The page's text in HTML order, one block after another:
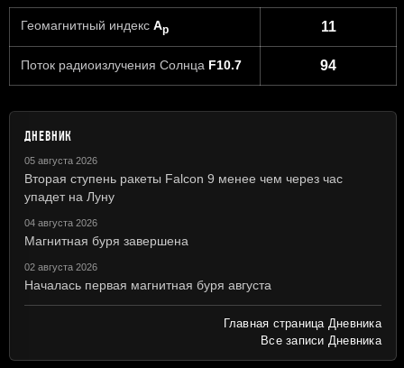
Геомагнитный индекс Ap 11
Поток радиоизлучения Солнца F10.7 94
ДНЕВНИК
05 августа 2026
Вторая ступень ракеты Falcon 9 менее чем через час
упадет на Луну
04 августа 2026
Магнитная буря завершена
02 августа 2026
Началась первая магнитная буря августа
Главная страница Дневника
Все записи Дневника